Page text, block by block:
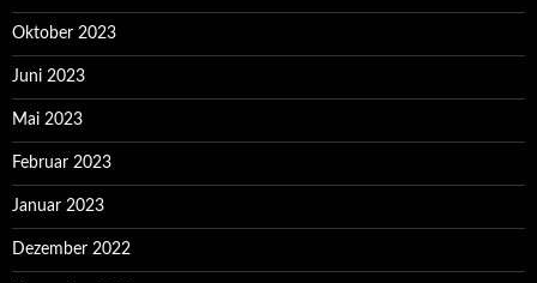
Oktober 2023
Juni 2023
Mai 2023
Februar 2023
Januar 2023
Dezember 2022